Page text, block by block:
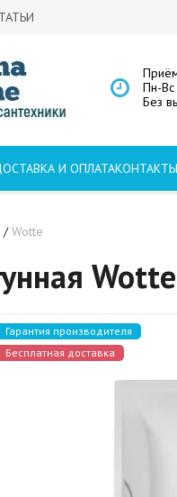
Пн-
Без
И ОПЛАТАКОНТАКТЫ
/Wotte
Бесплатная доставка
Гарантия производителя